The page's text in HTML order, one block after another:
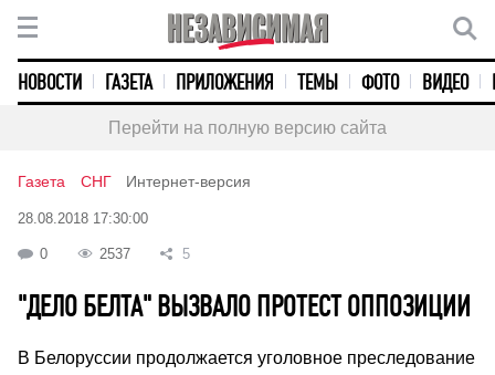
НОВОСТИ ГАЗЕТА ПРИЛОЖЕНИЯ ТЕМЫ ФОТО ВИДЕО
Перейти на полную версию сайта
Газета СНГ Интернет-версия
28.08.2018 17:30:00
0 2537 5
"ДЕЛО БЕЛТА" ВЫЗВАЛО ПРОТЕСТ ОППОЗИЦИИ
В Белоруссии продолжается уголовное преследование